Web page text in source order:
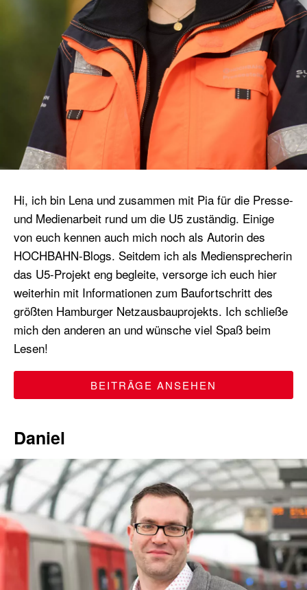
Hi, ich bin Lena und zusammen mit Pia für die Presse-
und Medienarbeit rund um die U5 zuständig. Einige
von euch kennen auch mich noch als Autorin des
HOCHBAHN-Blogs. Seitdem ich als Mediensprecherin
das U5-Projekt eng begleite, versorge ich euch hier
weiterhin mit Informationen zum Baufortschritt des
größten Hamburger Netzausbauprojekts. Ich schließe
mich den anderen an und wünsche viel Spaß beim
Lesen!
BEITRÄGE ANSEHEN
Daniel